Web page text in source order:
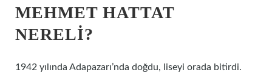
MEHMET HATTAT
NERELI?
1942 yılında Adapazarı’nda doğdu, liseyi orada bitirdi.